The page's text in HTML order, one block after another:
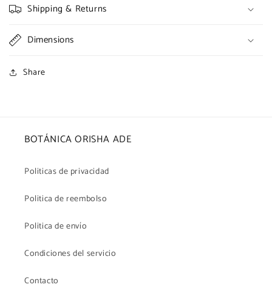
Shipping & Returns
Dimensions
Share
BOTÁNICA ORISHA ADE
Politicas de privacidad
Politica de reembolso
Politica de envío
Condiciones del servicio
Contacto